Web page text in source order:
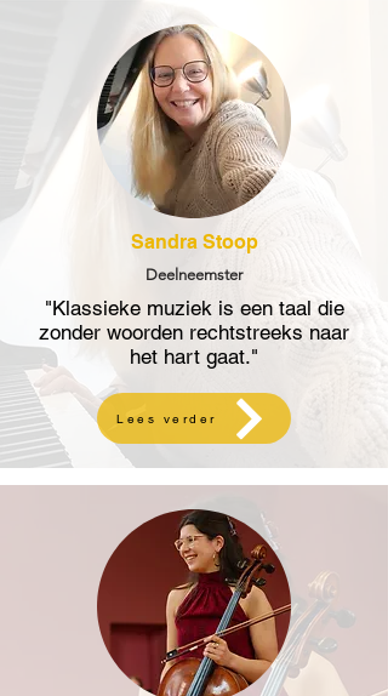
Sandra Stoop
Deelneemster
"Klassieke muziek is een taal die
zonder woorden rechtstreeks naar
het hart gaat."
Lees verder